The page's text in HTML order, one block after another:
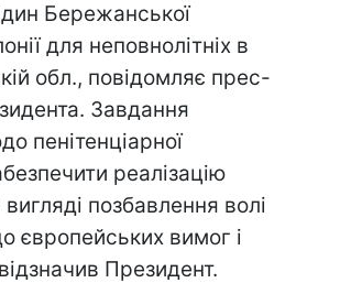
Бережанської
для неповнолітніх в
обл., повідомляє прес-
Завдання
пенітенціарної
реалізацію
позбавлення волі
європейських вимог і
Президент.